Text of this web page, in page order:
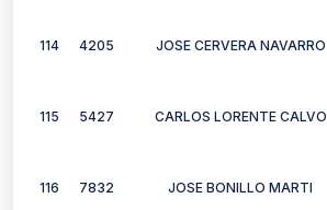
114 4205 JOSE CERVERA NAVARRO
115 5427 CARLOS LORENTE CALVO
116 7832 JOSE BONILLO MARTI